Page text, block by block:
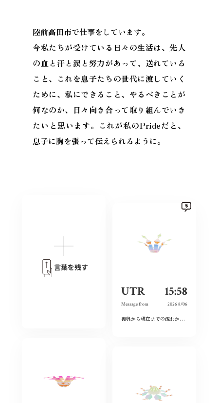
陸前高田市で仕事をしています。
今私たちが受けている日々の生活は、先人
の血と汗と涙と努力があって、送れている
こと、これを息子たちの世代に渡していく
ために、私にできること、やるべきことが
何なのか、日々向き合って取り組んでいき
たいと思います。これが私のPrideだと、
息子に胸を張って伝えられるように。
言葉を残す
UTR 15:58
Message from 2026 8/06
復興から現在までの流れから、広島という場所の力強さを感じた。